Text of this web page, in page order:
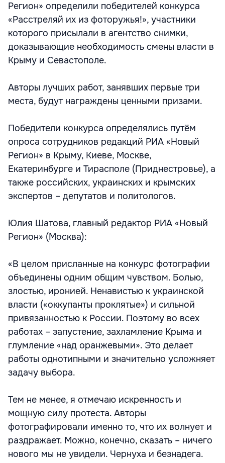
Регион» определили победителей конкурса
«Расстреляй их из фоторужья!», участники
которого присылали в агентство снимки,
доказывающие необходимость смены власти в
Крыму и Севастополе.
Авторы лучших работ, занявших первые три
места, будут награждены ценными призами.
Победители конкурса определялись путём
опроса сотрудников редакций РИА «Новый
Регион» в Крыму, Киеве, Москве,
Екатеринбурге и Тирасполе (Приднестровье), а
также российских, украинских и крымских
экспертов – депутатов и политологов.
Юлия Шатова, главный редактор РИА «Новый
Регион» (Москва):
«В целом присланные на конкурс фотографии
объединены одним общим чувством. Болью,
злостью, иронией. Ненавистью к украинской
власти («оккупанты проклятые») и сильной
привязанностью к России. Поэтому во всех
работах – запустение, захламление Крыма и
глумление «над оранжевыми». Это делает
работы однотипными и значительно усложняет
задачу выбора.
Тем не менее, я отмечаю искренность и
мощную силу протеста. Авторы
фотографировали именно то, что их волнует и
раздражает. Можно, конечно, сказать – ничего
нового мы не увидели. Чернуха и безнадега.